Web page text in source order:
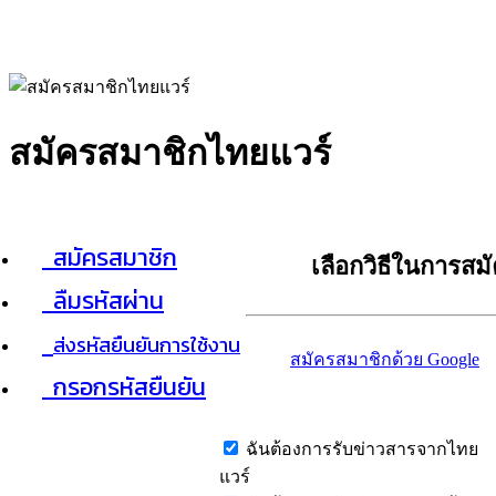
สมัครสมาชิกไทยแวร์
สมัครสมาชิก
ลืมรหัสผ่าน
ส่งรหัสยืนยันการใช้งาน
กรอกรหัสยืนยัน
เลือกวิธีในการส
สมัครสมาชิกด้วย Google
ฉันต้องการรับข่าวสารจากไทย
แวร์